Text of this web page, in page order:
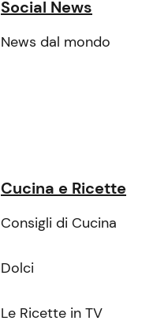
Social News
News dal mondo
Cucina e Ricette
Consigli di Cucina
Dolci
Le Ricette in TV